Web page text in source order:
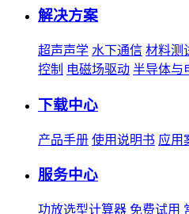
解决方案
超声声学 水下通信 材料测
控制 电磁场驱动 半导体与
下载中心
产品手册 使用说明书 应用
服务中心
功放选型计算器 免费试用